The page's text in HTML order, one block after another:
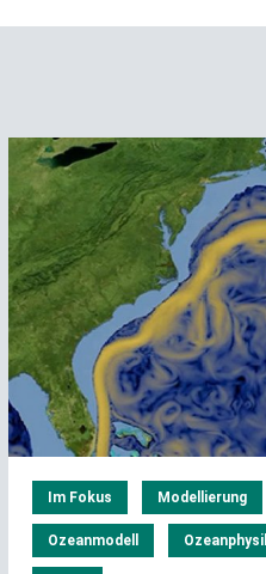
Im Fokus Modellierung
Ozeanmodell